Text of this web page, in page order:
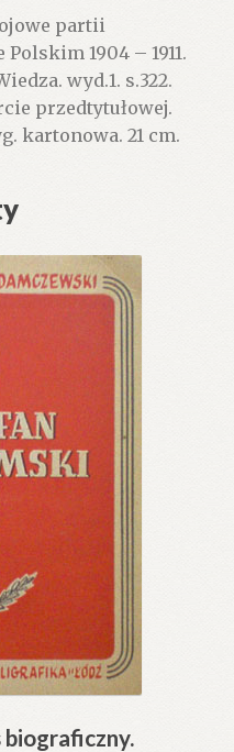
partii
1904 – 1911.
wyd.1. s.322.
przedtytułowej.
kartonowa. 21 cm.